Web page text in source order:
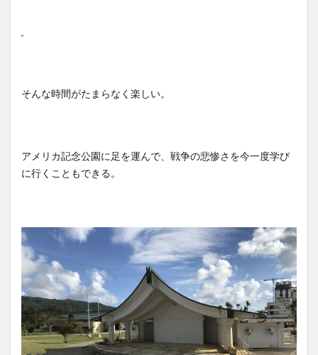
そんな時間がたまらなく楽しい。
アメリカ記念公園に足を運んで、戦争の悲惨さを今一度学び
に行くこともできる。